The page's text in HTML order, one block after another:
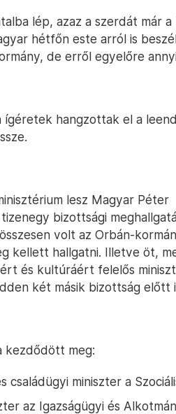
lép, azaz a szerdát már a
hétfőn este arról is
de erről egyelőre
ígéretek hangzottak el a
lesz Magyar Péter
bizottsági
volt az Orbán-
kellett hallgatni. Illetve öt,
és kultúráért felelős
két másik bizottság előtt
kezdődött meg:
családügyi miniszter a
az Igazságügyi és